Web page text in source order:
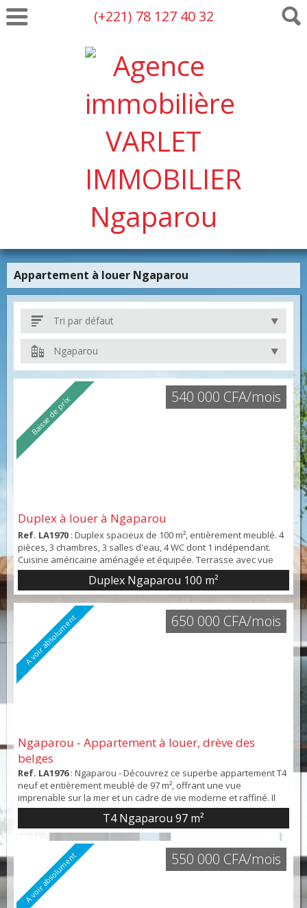
(+221) 78 127 40 32
Appartement à louer Ngaparou
Tri par défaut
Ngaparou
Baisse de prix
Duplex à louer à Ngaparou
Ref. LA1970 : Duplex spacieux de 100 m², entièrement meublé. 4
pièces, 3 chambres, 3 salles d'eau, 4 WC dont 1 indépendant.
Cuisine américaine aménagée et équipée. Terrasse avec vue
sur jardin et piscine commune. Stationnement extérieur. Proche
Duplex Ngaparou 100 m²
540 000 CFA/mois
A voir absolument
Ngaparou - Appartement à louer, drève des
belges
Ref. LA1976: Ngaparou - Découvrez ce superbe appartement T4
neuf et entièrement meublé de 97 m², offrant une vue
imprenable sur la mer et un cadre de vie moderne et raffiné. Il
se compose d’un vaste séjour lumineux avec cuisine américaine
équipée, de trois chambres dont deux avec salle d’eau privative,
de trois WC (dont un indépendant) et d’un balcon de 12 m² idéal
pour profiter des beaux jours. Les ...
T4 Ngaparou 97 m²
650 000 CFA/mois
A voir absolument 550 000 CFA/mois